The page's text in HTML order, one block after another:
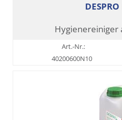
Hygienereiniger
Art.-Nr.:
40200600N10